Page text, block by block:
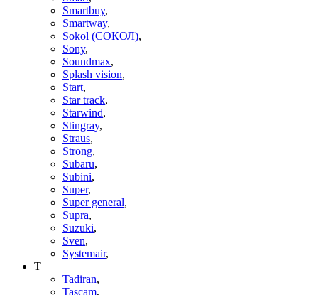
Smartbuy,
Smartway,
Sokol (СОКОЛ),
Sony,
Soundmax,
Splash vision,
Start,
Star track,
Starwind,
Stingray,
Straus,
Strong,
Subaru,
Subini,
Super,
Super general,
Supra,
Suzuki,
Sven,
Systemair,
T
Tadiran,
Tascam,